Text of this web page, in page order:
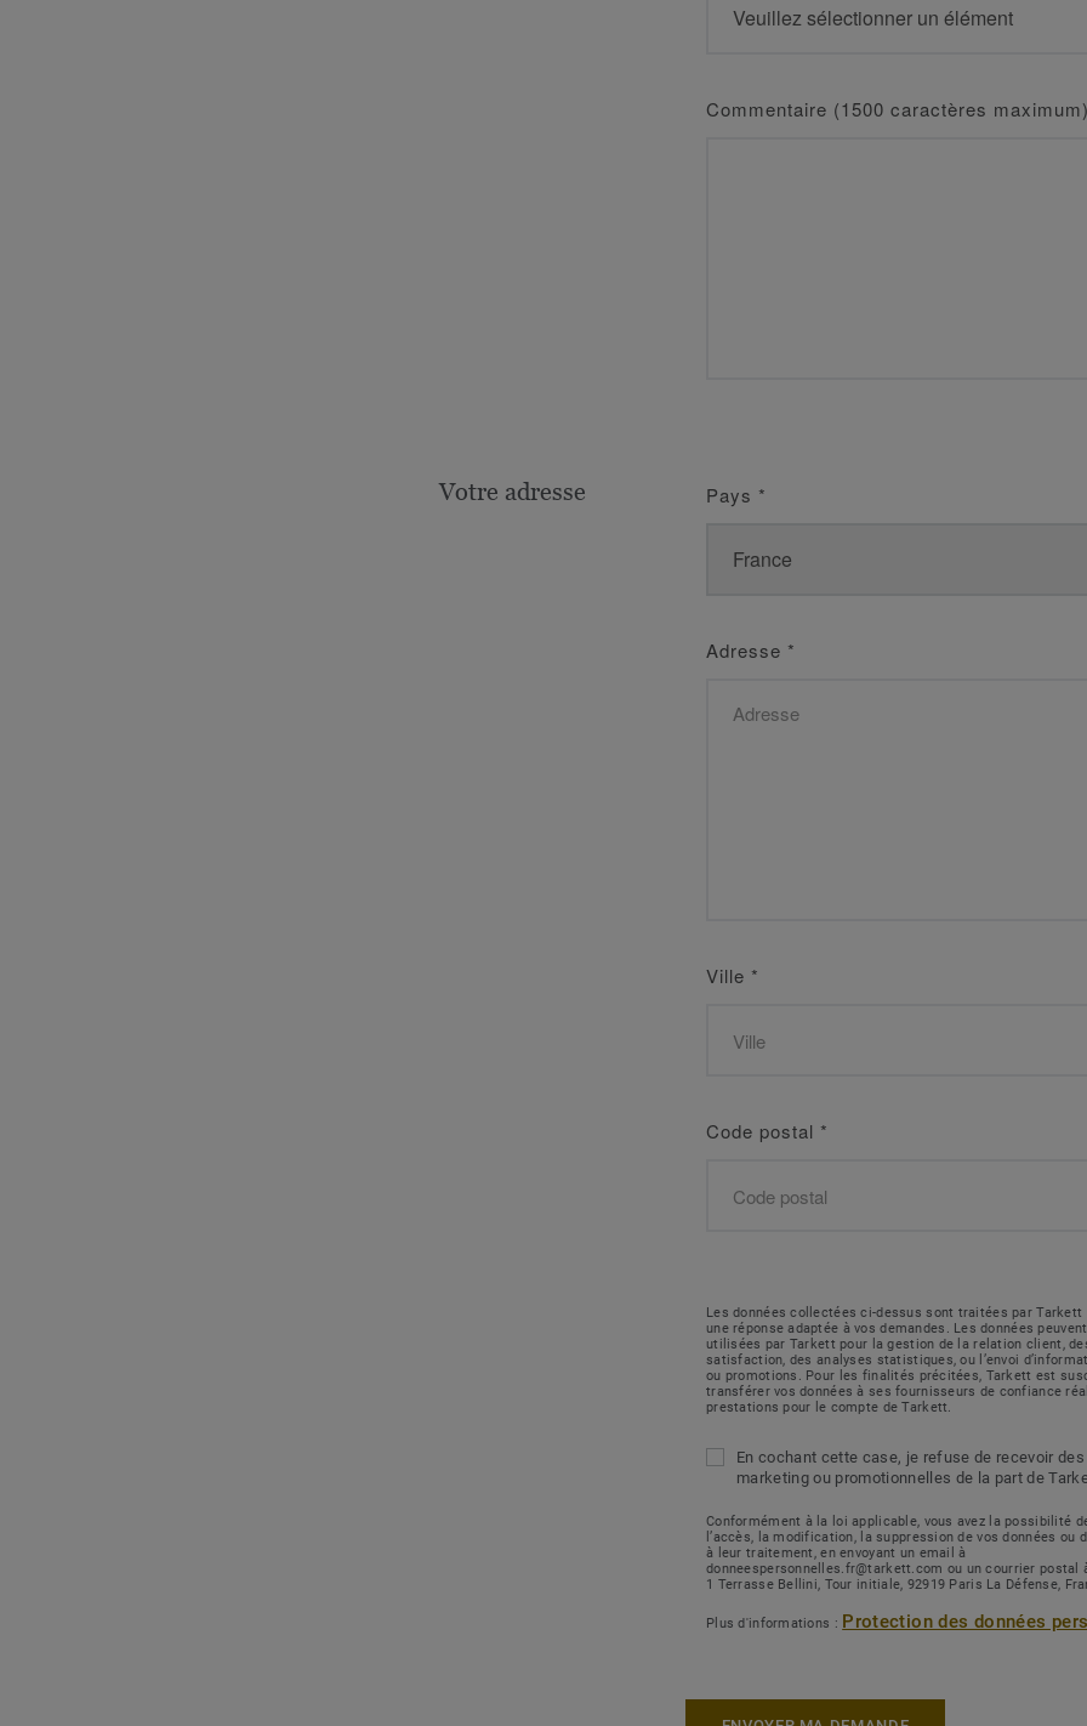
Commentaire (1500 caractères
Votre adresse Pays *
Adresse *
Ville *
Code postal *
Les données collectées ci-dessus sont traitées par
une réponse adaptée à vos demandes. Les données
utilisées par Tarkett pour la gestion de la relation client,
satisfaction, des analyses statistiques, ou l’envoi
ou promotions. Pour les finalités précitées, Tarkett est
transférer vos données à ses fournisseurs de confiance
prestations pour le compte de Tarkett.
En cochant cette case, je refuse de recevoir
marketing ou promotionnelles de la part de
Conformément à la loi applicable, vous avez la possibilité
l’accès, la modification, la suppression de vos données ou
à leur traitement, en envoyant un email à
donneespersonnelles.fr@tarkett.com ou un courrier postal
1 Terrasse Bellini, Tour initiale, 92919 Paris La Défense,
Plus d'informations : Protection des données